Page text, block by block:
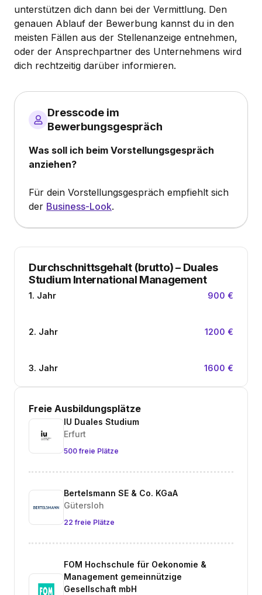
unterstützen dich dann bei der Vermittlung. Den
genauen Ablauf der Bewerbung kannst du in den
meisten Fällen aus der Stellenanzeige entnehmen,
oder der Ansprechpartner des Unternehmens wird
dich rechtzeitig darüber informieren.
Dresscode im
Bewerbungsgespräch
Was soll ich beim Vorstellungsgespräch
anziehen?
Für dein Vorstellungsgespräch empfiehlt sich
der Business-Look.
Durchschnittsgehalt (brutto)– Duales
Studium International Management
1. Jahr 900 €
2. Jahr 1200 €
3. Jahr 1600 €
Freie Ausbildungsplätze
IU Duales Studium
Erfurt
500 freie Plätze
Bertelsmann SE & Co. KGaA
Gütersloh
22 freie Plätze
FOM Hochschule für Oekonomie &
Management gemeinnützige
Gesellschaft mbH